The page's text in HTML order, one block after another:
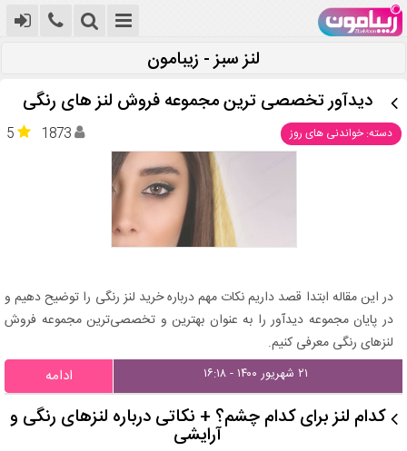
لنز سبز - زیبامون
دیدآور تخصصی ترین مجموعه فروش لنز های رنگی
دسته: خواندنی های روز 5 1873
در این مقاله ابتدا قصد داریم نکات مهم درباره خرید لنز رنگی را توضیح دهیم و
در پایان مجموعه دیدآور را به عنوان بهترین و تخصصی‌ترین مجموعه فروش
لنزهای رنگی معرفی کنیم.
۲۱ شهریور ۱۴۰۰ - ۱۶:۱۸ ادامه
کدام لنز برای کدام چشم؟ + نکاتی درباره لنزهای رنگی و
آرایشی